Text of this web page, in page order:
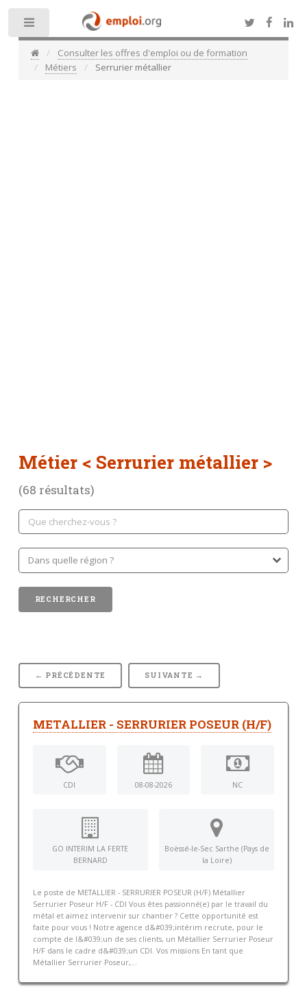
Consulter les offres d'emploi ou de formation
Métiers
Serrurier métallier
Métier < Serrurier métallier >
(68 résultats)
← PRÉCÉDENTE SUIVANTE →
METALLIER - SERRURIER POSEUR (H/F)
CDI 08-08-2026 NC
GO INTERIM LA FERTE
BERNARD
Boëssé-le-Sec Sarthe (Pays de
la Loire)
Le poste de METALLIER - SERRURIER POSEUR (H/F) Métallier
Serrurier Poseur H/F - CDI Vous êtes passionné(e) par le travail du
métal et aimez intervenir sur chantier ? Cette opportunité est
faite pour vous ! Notre agence d&#039;intérim recrute, pour le
compte de l&#039;un de ses clients, un Métallier Serrurier Poseur
H/F dans le cadre d&#039;un CDI. Vos missions En tant que
Métallier Serrurier Poseur,...
Toggle